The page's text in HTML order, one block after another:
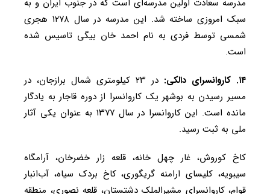
مدرسه سعادت اولین مدرسه‌ای است که در جنوب ایران و به
سبک امروزی ساخته شد. این مدرسه در سال ۱۲۷۸ هجری
شمسی توسط فردی به نام احمد خان بیگی تاسیس شده
است.
۱۴. کاروانسرای دالکی:
در ۲۳ کیلومتری شمال برازجان، در
مسیر رسیدن به بوشهر یک کاروانسرا از دوره قاجار به یادگار
مانده است. این کاروانسرا در سال ۱۳۷۷ به عنوان یکی آثار
ملی به ثبت رسید.
کاخ کوروش، غار چهل خانه، قلعه زار خضرخان، آرامگاه
سیبویه، کلیسای ارامنه گریگوری، کاخ بردک سیاه، آب‌انبار
قوام، کاروانسرای مشیرالملک دشتستان، قلعه نصوری، منطقه